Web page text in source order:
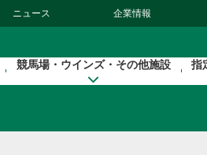
ニュース 企業情報
競馬場・ウインズ・その他施設 指